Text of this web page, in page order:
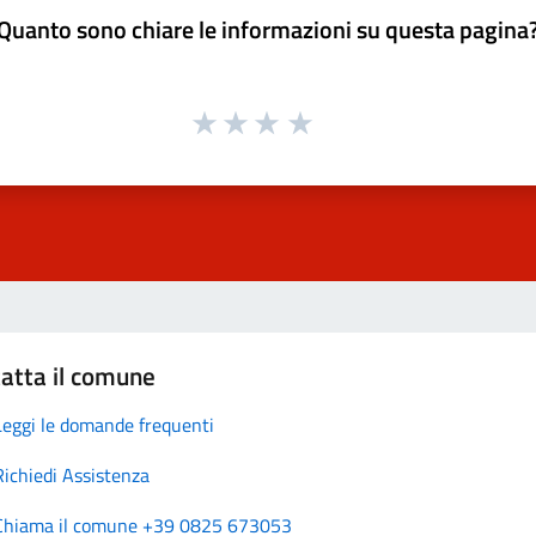
sono chiare le informazioni su questa
il comune
le domande frequenti
Assistenza
il comune +39 0825 673053